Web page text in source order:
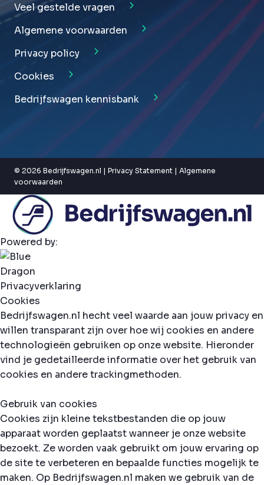
Veel gestelde vragen
Algemene voorwaarden
Privacy policy
Cookies
Bedrijfswagen kennisbank
© 2026 Bedrijfswagen.nl | Privacy Statement | Algemene
voorwaarden
Powered by:
Privacyverklaring
Cookies
Bedrijfswagen.nl hecht veel waarde aan jouw privacy en
willen transparant zijn over hoe wij cookies en andere
technologieën gebruiken op onze website. Hieronder
vind je gedetailleerde informatie over het gebruik van
cookies en andere trackingmethoden.
Gebruik van cookies
Cookies zijn kleine tekstbestanden die op jouw
apparaat worden geplaatst wanneer je onze website
bezoekt. Ze worden vaak gebruikt om jouw ervaring op
de site te verbeteren en bepaalde functies mogelijk te
maken. Op Bedrijfswagen.nl maken we gebruik van de